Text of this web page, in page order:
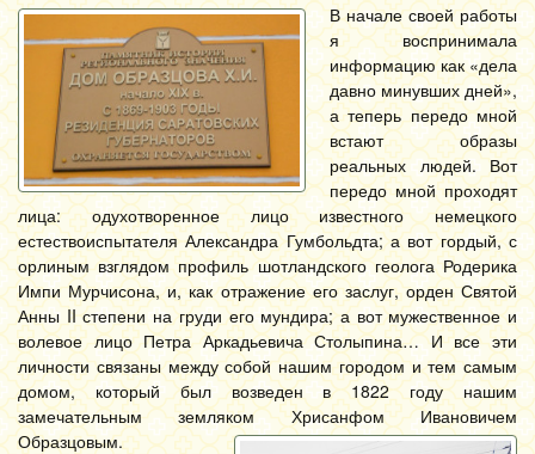
В начале своей работы
я воспринимала
информацию как «дела
давно минувших дней»,
а теперь передо мной
встают образы
реальных людей. Вот
передо мной проходят
лица: одухотворенное лицо известного немецкого
естествоиспытателя Александра Гумбольдта; а вот гордый, с
орлиным взглядом профиль шотландского геолога Родерика
Импи Мурчисона, и, как отражение его заслуг, орден Святой
Анны II степени на груди его мундира; а вот мужественное и
волевое лицо Петра Аркадьевича Столыпина… И все эти
личности связаны между собой нашим городом и тем самым
домом, который был возведен в 1822 году нашим
замечательным земляком Хрисанфом Ивановичем
Образцовым.